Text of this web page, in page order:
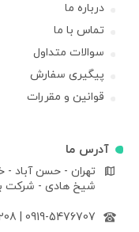
درباره ما
تماس با ما
سوالات متداول
پیگیری سفارش
قوانین و مقررات
آدرس ما
تهران - حسن آباد -
شیخ هادی - شرکت
0919-5476707
|